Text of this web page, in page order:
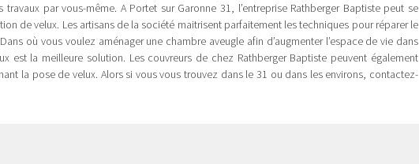
par vous-même. A Portet sur Garonne 31, l’entreprise Rathberger Baptiste peut se
de velux. Les artisans de la société maitrisent parfaitement les techniques pour réparer le
où vous voulez aménager une chambre aveugle afin d’augmenter l’espace de vie dans
est la meilleure solution. Les couvreurs de chez Rathberger Baptiste peuvent également
la pose de velux. Alors si vous vous trouvez dans le 31 ou dans les environs, contactez-